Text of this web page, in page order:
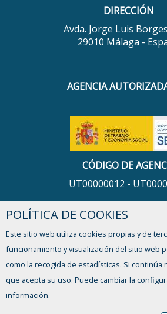
DIRECCIÓN
Avda. Jorge Luis
29010 Málaga -
AGENCIA
CÓDIGO DE
UT00000012 -
HORARIO
De lunes a
de 9:00 a 13:00h y de 16:00
POLÍTICA DE COOKIES
Este sitio web utiliza cookies propias y de
funcionamiento y visualización del sitio web
como la recogida de estadísticas. Si continúa
que acepta su uso. Puede cambiar la
información.